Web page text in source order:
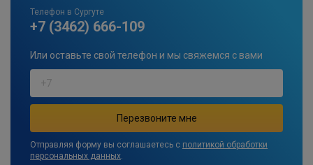
Телефон в Сургуте
+7 (3462) 666-109
Или оставьте свой телефон и мы свяжемся с вами
Отправляя форму вы соглашаетесь с политикой обработки
персональных данных.